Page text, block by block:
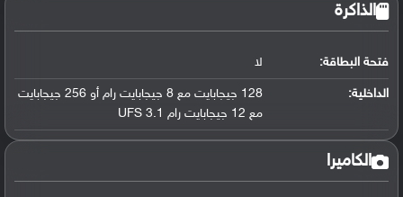
الذاكرة
فتحة البطاقة: لا
الداخلية:
128 جيجابايت مع 8 جيجابايت رام أو 256 جيجابايت
مع 12 جيجابايت رام UFS 3.1
الكاميرا